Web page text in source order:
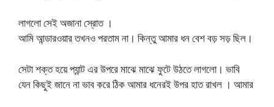
লাগলো সেই অজানা স্রোত ।
আমি আন্ডারওয়ার তখনও পরতাম না। কিন্তু আমার ধন বেশ বড় সড় ছিল।
সেটা শক্ত হয়ে প্যান্ট এর উপরে মাঝে মাঝে ফুটে উঠতে লাগলো। ভাবি
যেন কিছুই জানে না ভাব করে ঠিক আমার ধনেরই উপর হাত রাখল । আমার